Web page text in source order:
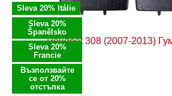
Sleva 20% Itálie
Sleva 20%
Španělsko
Sleva 20%
Francie
Възползвайте
се от 20%
отстъпка
Peugeot 308 (2007-2013)